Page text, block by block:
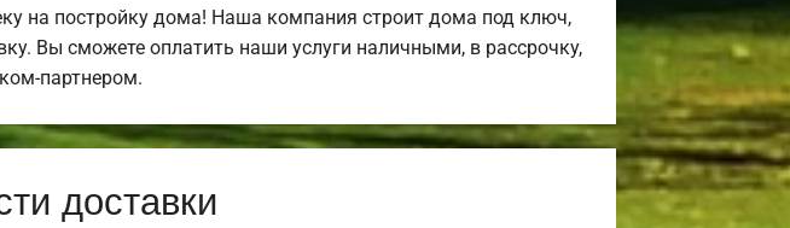
на постройку дома! Наша компания строит дома под ключ,
Вы сможете оплатить наши услуги наличными, в рассрочку,
партнером.
доставки